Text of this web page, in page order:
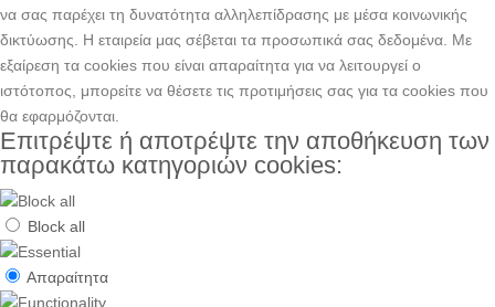
να σας παρέχει τη δυνατότητα αλληλεπίδρασης με μέσα κοινωνικής
δικτύωσης. H εταιρεία μας σέβεται τα προσωπικά σας δεδομένα. Με
εξαίρεση τα cookies που είναι απαραίτητα για να λειτουργεί ο
ιστότοπος, μπορείτε να θέσετε τις προτιμήσεις σας για τα cookies που
θα εφαρμόζονται.
Επιτρέψτε ή αποτρέψτε την αποθήκευση των
παρακάτω κατηγοριών cookies:
Block all
Απαραίτητα